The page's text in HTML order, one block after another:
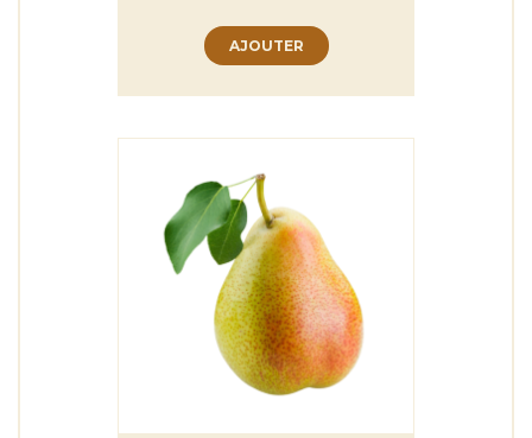
AJOUTER